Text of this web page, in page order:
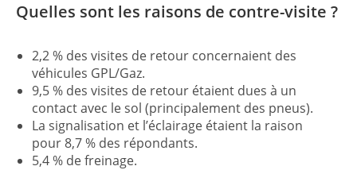
Quelles sont les raisons de contre-visite ?
2,2 % des visites de retour concernaient des
véhicules GPL/Gaz.
9,5 % des visites de retour étaient dues à un
contact avec le sol (principalement des pneus).
La signalisation et l’éclairage étaient la raison
pour 8,7 % des répondants.
5,4 % de freinage.